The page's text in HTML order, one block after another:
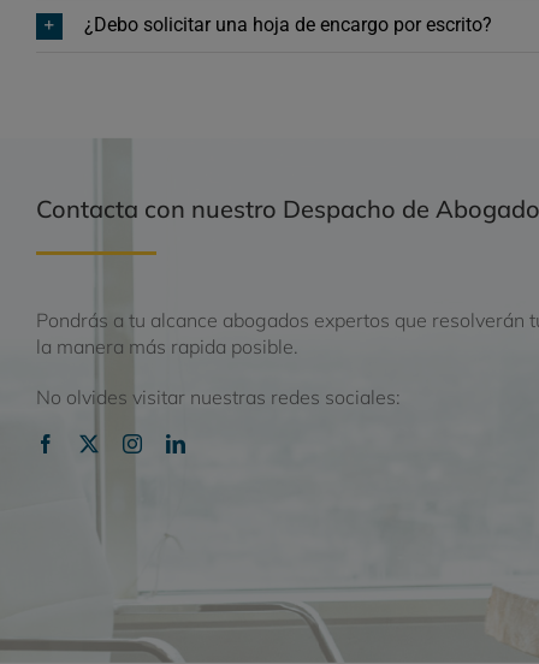
¿Debo solicitar una hoja de encargo por escrito?
Contacta con nuestro Despacho de
Pondrás a tu alcance abogados expertos que resolverán
la manera más rapida posible.
No olvides visitar nuestras redes sociales: